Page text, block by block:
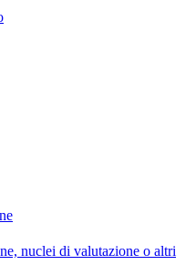
nuclei di valutazione o altri